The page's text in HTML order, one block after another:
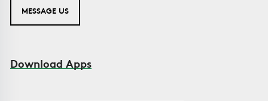
MESSAGE US
Download Apps